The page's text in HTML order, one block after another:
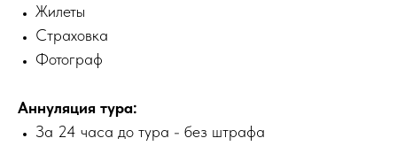
Жилеты
Страховка
Фотограф
Аннуляция тура:
За 24 часа до тура - без штрафа